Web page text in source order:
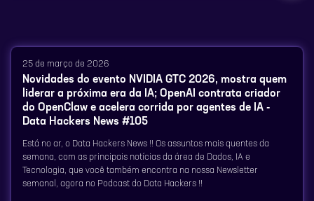
⁠⁠⁠⁠⁠⁠⁠⁠⁠⁠⁠⁠⁠⁠⁠⁠⁠⁠⁠⁠⁠⁠⁠⁠⁠⁠⁠⁠⁠⁠⁠⁠Instagram⁠⁠⁠⁠⁠⁠⁠⁠⁠⁠⁠⁠⁠⁠⁠⁠⁠⁠⁠⁠⁠⁠⁠⁠⁠⁠⁠⁠⁠⁠⁠⁠
⁠⁠⁠⁠⁠⁠⁠⁠⁠⁠⁠⁠⁠⁠⁠⁠⁠⁠⁠⁠⁠⁠⁠⁠⁠⁠⁠⁠⁠⁠⁠⁠Tik Tok⁠⁠⁠⁠⁠⁠⁠⁠⁠⁠⁠⁠⁠⁠⁠⁠⁠⁠⁠⁠⁠⁠⁠⁠⁠⁠⁠⁠⁠⁠⁠⁠
⁠⁠⁠⁠⁠⁠⁠⁠⁠⁠⁠⁠⁠⁠⁠⁠⁠⁠⁠⁠⁠⁠⁠⁠⁠⁠⁠⁠⁠⁠⁠⁠You Tube⁠⁠⁠⁠⁠⁠⁠⁠⁠⁠⁠⁠⁠⁠⁠⁠⁠⁠⁠⁠⁠⁠⁠⁠⁠⁠⁠⁠⁠⁠⁠
trás do nuFormer — um modelo fundacional criado para transformar
sequências de transações, dados comportamentais e sinais
multimodais em representações ricas que podem ser usadas em
diferentes aplicações dentro do banco.
Um episódio para quem curte entender como empresas de
que isso ensina sobre o futuro da IA no mercado financeiro.
Participantes:
25 de março de 2026
Novidades do evento NVIDIA GTC 2026, mostra quem
liderar a próxima era da IA; OpenAI contrata criador
do OpenClaw e acelera corrida por agentes de IA -
Data Hackers News #105
Está no ar, o Data Hackers News !! Os assuntos mais quentes da
semana, com as principais notícias da área de Dados, IA e
Tecnologia, que você também encontra na nossa Newsletter
semanal, agora no Podcast do Data Hackers !!